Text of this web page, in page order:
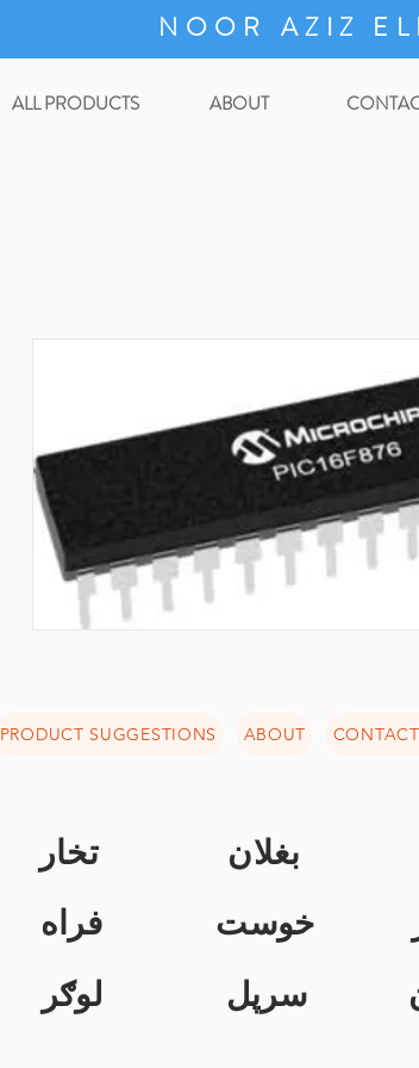
ALL PRODUCTS ABOUT
NOOR AZIZ
PRODUCT SUGGESTIONS ABOUT
تخار بغلان
فراه خوست
لوګر سرپل